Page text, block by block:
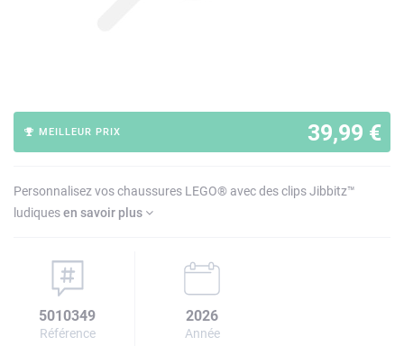
39,99 €
MEILLEUR PRIX
Personnalisez vos chaussures LEGO® avec des clips Jibbitz™
ludiquesen savoir plus
5010349
Référence
2026
Année